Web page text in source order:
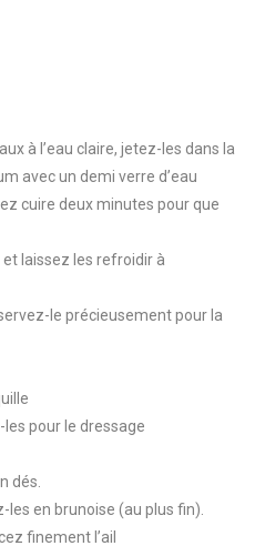
à l’eau claire, jetez-les dans la
avec un demi verre d’eau
cuire deux minutes pour que
laissez les refroidir à
le précieusement pour la
pour le dressage
dés.
en brunoise (au plus fin).
finement l’ail